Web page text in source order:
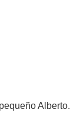
Alberto.